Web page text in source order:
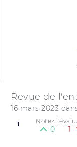
Revue de
16 mars 2023
1 Notez
0 1